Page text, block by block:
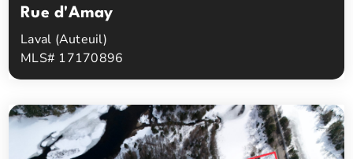
Rue d'Amay
Laval (Auteuil)
MLS# 17170896
Chambres à coucher
Salles de bain